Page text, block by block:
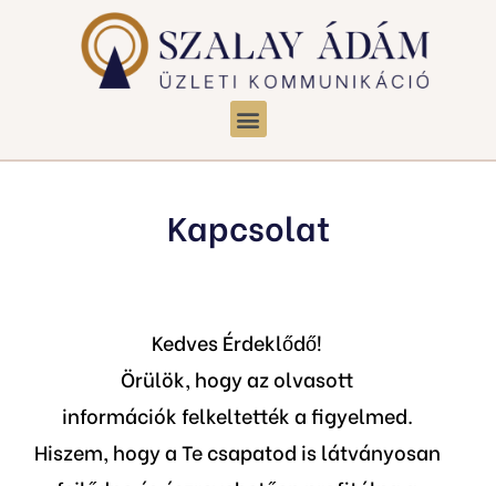
Kapcsolat
Kedves Érdeklődő!
Örülök, hogy az olvasott
információk felkeltették a figyelmed.
Hiszem, hogy a Te csapatod is látványosan